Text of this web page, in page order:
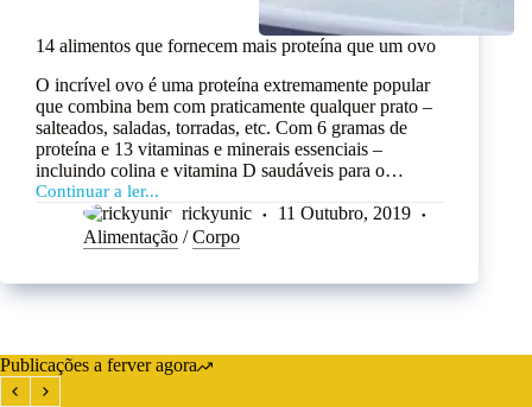
14 alimentos que fornecem mais proteína que um ovo
O incrível ovo é uma proteína extremamente popular
que combina bem com praticamente qualquer prato –
salteados, saladas, torradas, etc. Com 6 gramas de
proteína e 13 vitaminas e minerais essenciais –
incluindo colina e vitamina D saudáveis para o…
Continuar a ler...
rickyunic
11 Outubro, 2019
Alimentação /Corpo
Publicações a ferver agora